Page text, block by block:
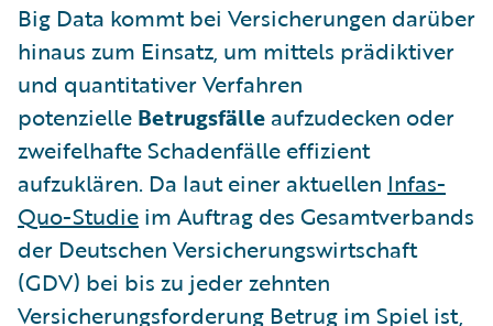
Big Data kommt bei Versicherungen darüber
hinaus zum Einsatz, um mittels prädiktiver
und quantitativer Verfahren
potenzielle Betrugsfälle aufzudecken oder
zweifelhafte Schadenfälle effizient
aufzuklären. Da laut einer aktuellen Infas-
Quo-Studie im Auftrag des Gesamtverbands
der Deutschen Versicherungswirtschaft
(GDV) bei bis zu jeder zehnten
Versicherungsforderung Betrug im Spiel ist,